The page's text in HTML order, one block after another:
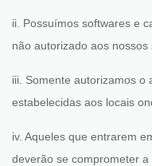
ii. Possuímos softwares e
não autorizado aos nossos
iii. Somente autorizamos o
estabelecidas aos locais
iv. Aqueles que entrarem
deverão se comprometer